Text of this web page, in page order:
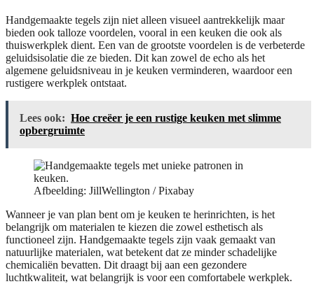
Handgemaakte tegels zijn niet alleen visueel aantrekkelijk maar
bieden ook talloze voordelen, vooral in een keuken die ook als
thuiswerkplek dient. Een van de grootste voordelen is de verbeterde
geluidsisolatie die ze bieden. Dit kan zowel de echo als het
algemene geluidsniveau in je keuken verminderen, waardoor een
rustigere werkplek ontstaat.
Lees ook: Hoe creëer je een rustige keuken met slimme
opbergruimte
Afbeelding: JillWellington / Pixabay
Wanneer je van plan bent om je keuken te herinrichten, is het
belangrijk om materialen te kiezen die zowel esthetisch als
functioneel zijn. Handgemaakte tegels zijn vaak gemaakt van
natuurlijke materialen, wat betekent dat ze minder schadelijke
chemicaliën bevatten. Dit draagt bij aan een gezondere
luchtkwaliteit, wat belangrijk is voor een comfortabele werkplek.